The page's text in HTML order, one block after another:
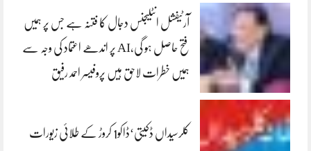
آرٹیفشل انٹلیجنس دجال کا فتنہ ہے جس پر ہمیں
فتح حاصل ہو گی،AI پر اندھے اعتماد کی وجہ سے
ہمیں خطرات لاحق ہیں پروفیسر احمد رفیق
کلرسیداں ڈکیتی‘ڈاکو1 کروڑ کے طلائی زیورات